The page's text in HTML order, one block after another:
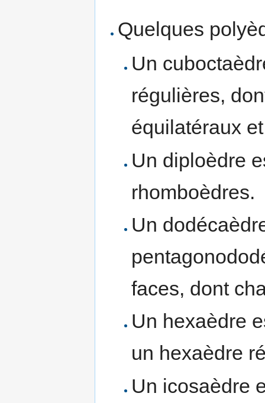
Quelques
Un
régulières,
équilatéraux
Un diploèdre
rhomboèdres.
Un
faces, dont
Un hexaèdre
un hexaèdre
Un icosaèdre